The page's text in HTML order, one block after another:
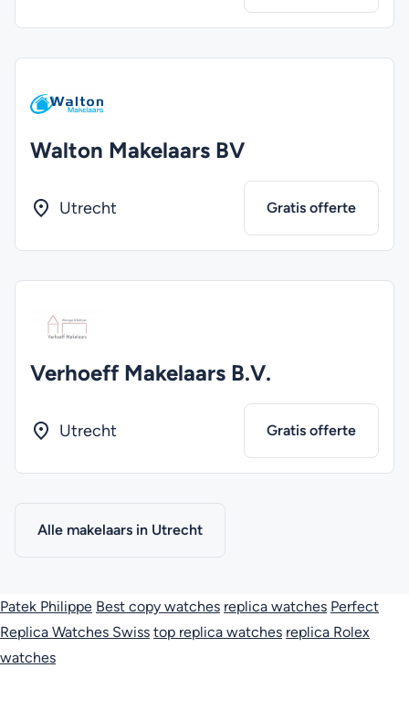
Walton Makelaars BV
Utrecht Gratis offerte
Verhoeff Makelaars B.V.
Utrecht Gratis offerte
Alle makelaars in Utrecht
Patek Philippe Best copy watches replica watches Perfect
Replica Watches Swiss top replica watches replica Rolex
watches